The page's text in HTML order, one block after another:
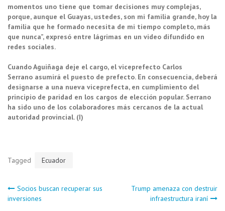
momentos uno tiene que tomar decisiones muy complejas,
porque, aunque el Guayas, ustedes, son mi familia grande, hoy la
familia que he formado necesita de mi tiempo completo, más
que nunca”, expresó entre lágrimas en un video difundido en
redes sociales.
Cuando Aguiñaga deje el cargo, el viceprefecto Carlos
Serrano asumirá el puesto de prefecto. En consecuencia, deberá
designarse a una nueva viceprefecta, en cumplimiento del
principio de paridad en los cargos de elección popular. Serrano
ha sido uno de los colaboradores más cercanos de la actual
autoridad provincial. (I)
Tagged Ecuador
Navegación
Socios buscan recuperar sus
inversiones
Trump amenaza con destruir
infraestructura iraní